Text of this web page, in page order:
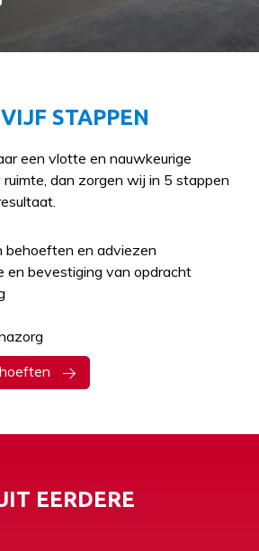
STAPPEN
een vlotte en nauwkeurige
dan zorgen wij in 5 stappen
behoeften en adviezen
en bevestiging van opdracht
EERDERE